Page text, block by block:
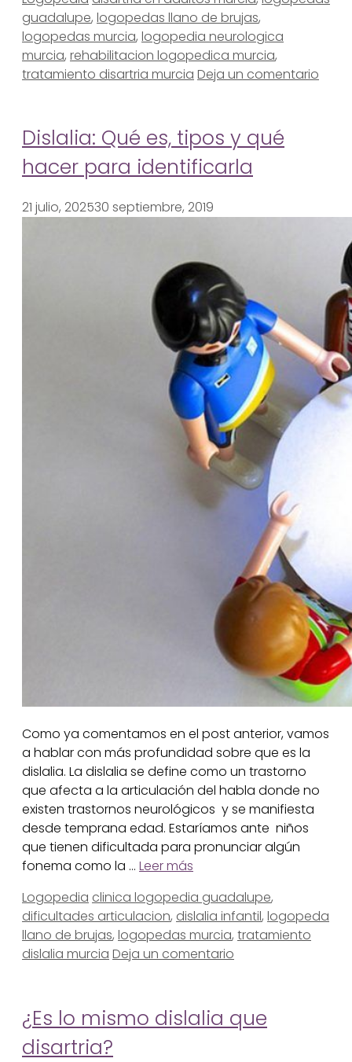
guadalupe, logopedas llano de brujas,
logopedas murcia, logopedia neurologica
murcia, rehabilitacion logopedica murcia,
tratamiento disartria murcia Deja un comentario
Dislalia: Qué es, tipos y qué
hacer para identificarla
21 julio, 202530 septiembre, 2019
Como ya comentamos en el post anterior, vamos
a hablar con más profundidad sobre que es la
dislalia. La dislalia se define como un trastorno
que afecta a la articulación del habla donde no
existen trastornos neurológicos y se manifiesta
desde temprana edad. Estaríamos ante niños
que tienen dificultada para pronunciar algún
fonema como la … Leer más
Categorías
Logopedia Etiquetas
clinica logopedia guadalupe,
dificultades articulacion, dislalia infantil, logopeda
llano de brujas, logopedas murcia, tratamiento
dislalia murcia Deja un comentario
¿Es lo mismo dislalia que
disartria?